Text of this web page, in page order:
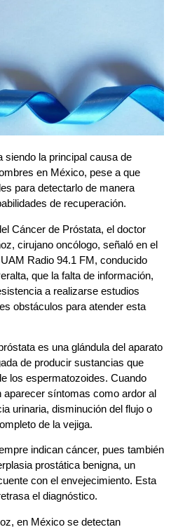
siendo la principal causa de
en México, pese a que
para detectarlo de manera
de recuperación.
Cáncer de Próstata, el doctor
cirujano oncólogo, señaló en el
Radio 94.1 FM, conducido
que la falta de información,
a realizarse estudios
obstáculos para atender esta
es una glándula del aparato
de producir sustancias que
los espermatozoides. Cuando
aparecer síntomas como ardor al
urinaria, disminución del flujo o
de la vejiga.
indican cáncer, pues también
prostática benigna, un
con el envejecimiento. Esta
el diagnóstico.
en México se detectan